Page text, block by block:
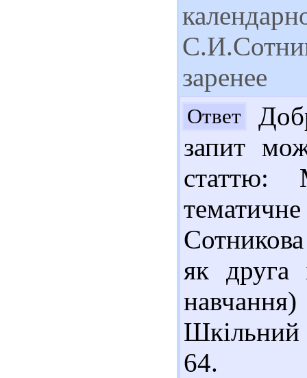
заренее
Ответ
запит
статтю:
як друга
Шкільний
64.